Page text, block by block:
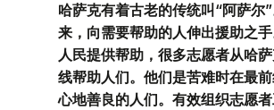
哈萨克有着古老的传统叫“阿萨尔
来，向需要帮助的人伸出援助之
人民提供帮助，很多志愿者从哈
线帮助人们。他们是苦难时在最
心地善良的人们。有效组织志愿